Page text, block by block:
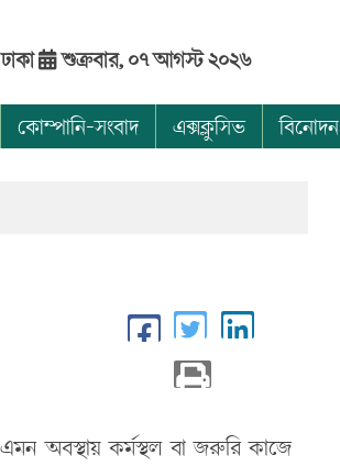
শুক্রবার, ০৭ আগস্ট ২০২৬
কোম্পানি-সংবাদ এক্সক্লুসিভ বিনোদন
অবস্থায় কর্মস্থল বা জরুরি কাজে